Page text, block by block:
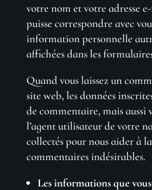
votre nom et votre adresse
puisse correspondre avec
information personnelle
affichées dans les
Quand vous laissez un
site web, les données
de commentaire, mais aussi
l’agent utilisateur de votre
collectés pour nous aider à
commentaires indésirables.
Les informations que